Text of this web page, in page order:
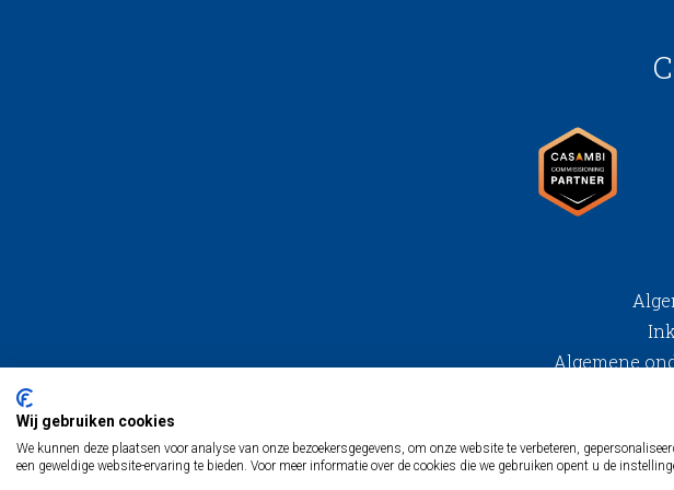
Algemene
Wij gebruiken cookies
We kunnen deze plaatsen voor analyse van onze bezoekersgegevens, om onze website te verbeteren,
een geweldige website-ervaring te bieden. Voor meer informatie over de cookies die we gebruiken opent u de